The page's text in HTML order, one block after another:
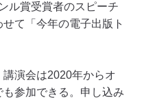
ル賞受賞者のスピーチ
て「今年の電子出版ト
演会は2020年からオ
参加できる。申し込み